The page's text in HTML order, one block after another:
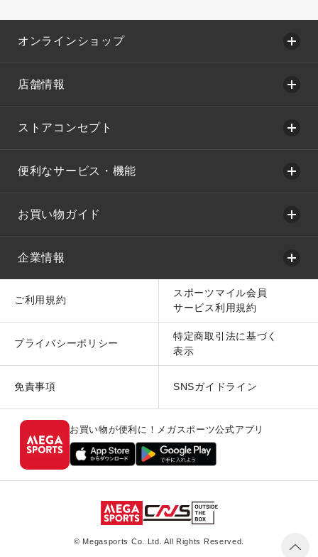
オンラインショップ
店舗情報
ストアコンセプト
便利なサービス・機能
お買い物ガイド
企業情報
ご利用規約
スポーツマイル会員
サービス利用規約
プライバシーポリシー
特定商取引法に基づく
表示
免責事項 SNSガイドライン
お買い物が便利に！メガスポーツ公式アプリ
© Megasports Co. Ltd. All Rights Reserved.